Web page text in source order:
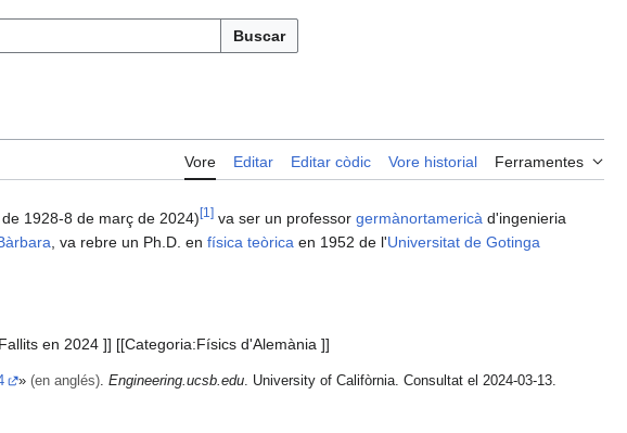
Buscar
Vore Editar Editar còdic Vore historial Ferramentes
1928-8 de març de 2024) [1 ] va ser un professor germànortamericà d'ingenieria
, va rebre un Ph.D. en física teòrica en 1952 de l'Universitat de Gotinga
en 2024 ]] [[Categoria:Físics d'Alemània ]]
» (en anglés). Engineering.ucsb.edu. University of Califòrnia. Consultat el 2024-03-13.